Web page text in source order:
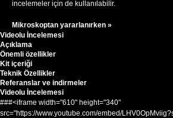
incelemeler için de kullanılabilir.
Mikroskoptan yararlanırken »
Videolu İncelemesi
Açıklama
Önemli özellikler
Kit içeriği
Teknik Özellikler
Referanslar ve indirmeler
Videolu İncelemesi
###<iframe width="610" height="340"
src="https://www.youtube.com/embed/